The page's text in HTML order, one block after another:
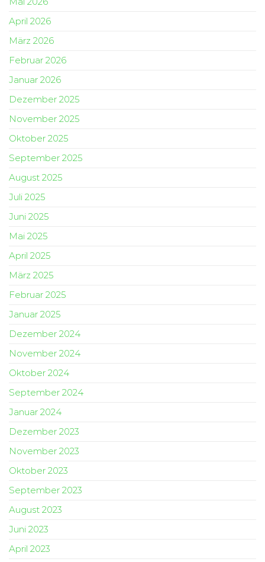
April 2026
März 2026
Februar 2026
Januar 2026
Dezember 2025
November 2025
Oktober 2025
September 2025
August 2025
Juli 2025
Juni 2025
Mai 2025
April 2025
März 2025
Februar 2025
Januar 2025
Dezember 2024
November 2024
Oktober 2024
September 2024
Januar 2024
Dezember 2023
November 2023
Oktober 2023
September 2023
August 2023
Juni 2023
April 2023